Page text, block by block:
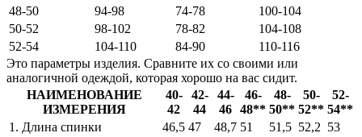
48-50
94-98 74-78
100-104
50-52
98-102 78-82
104-108
52-54
104-110 84-90
110-116
Это параметры изделия. Сравните их со своими или
аналогичной одеждой, которая хорошо на вас сидит.
НАИМЕНОВАНИЕ
ИЗМЕРЕНИЯ
40-
42
42-
44
44-
46
46-
48**
48-
50**
50-
52**
52-
54**
1. Длина спинки
46,5 47 48,7 51 51,5 52,2 53